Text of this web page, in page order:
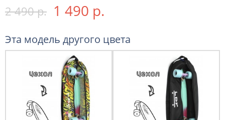
2 490 р. 1 490 р.
Эта модель другого цвета